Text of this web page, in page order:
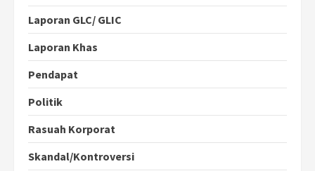
Laporan GLC/ GLIC
Laporan Khas
Pendapat
Politik
Rasuah Korporat
Skandal/Kontroversi